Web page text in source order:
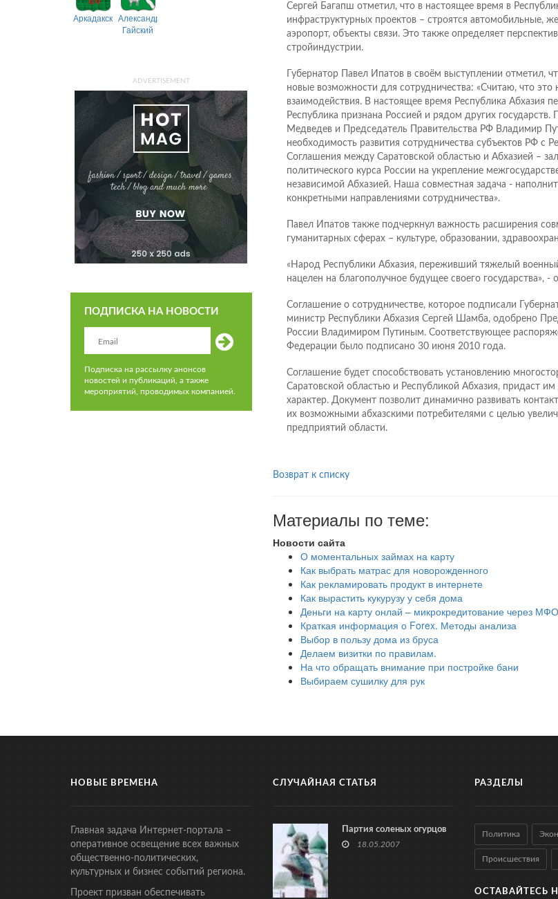
АркадакскийАлександрово-
Гайский
ADVERTISEMENT
ПОДПИСКА НА НОВОСТИ
Подписка на рассылку анонсов
новостей и публикаций, а также
мероприятий, проводимых компанией.
Сергей Багапш отметил, что в настоящее время в
инфраструктурных проектов – строятся автомобильные,
аэропорт, объекты связи. Это также определяет
стройиндустрии.
Губернатор Павел Ипатов в своём выступлении отметил,
новые возможности для сотрудничества: «Считаю, что
взаимодействия. В настоящее время Республика Абхазия
Республика признана Россией и рядом других
Медведев и Председатель Правительства РФ Владимир
необходимость развития сотрудничества субъектов РФ с
Соглашения между Саратовской областью и Абхазией –
политического курса России на укрепление
независимой Абхазией. Наша совместная задача -
конкретными направлениями сотрудничества».
Павел Ипатов также подчеркнул важность расширения
гуманитарных сферах – культуре, образовании,
«Народ Республики Абхазия, переживший тяжелый
нацелен на благополучное будущее своего государства», -
Соглашение о сотрудничестве, которое подписали
министр Республики Абхазия Сергей Шамба, одобрено
России Владимиром Путиным. Соответствующее
Федерации было подписано 30 июня 2010 года.
Соглашение будет способствовать установлению
Саратовской областью и Республикой Абхазия, придаст
характер. Документ позволит динамично развивать
их возможными абхазскими потребителями с целью
предприятий области.
Возврат к списку
Материалы по теме:
Новости сайта
О моментальных займах на карту
Как выбрать матрас для новорожденного
Как рекламировать продукт в интернете
Как вырастить кукурузу у себя дома
Деньги на карту онлай – микрокредитование через МФО
Краткая информация о Forex. Методы анализа
Выбор в пользу дома из бруса
Делаем визитки по правилам.
На что обращать внимание при постройке бани
Выбираем сушилку для рук
НОВЫЕ ВРЕМЕНА
Главная задача Интернет-портала –
оперативное освещение всех важных
общественно-политических,
культурных и бизнес событий региона.
Проект призван обеспечивать
СЛУЧАЙНАЯ СТАТЬЯ
Партия соленых огурцов
18.05.2007
РАЗДЕЛЫ
Политика
Происшествия
ОСТАВАЙТЕСЬ